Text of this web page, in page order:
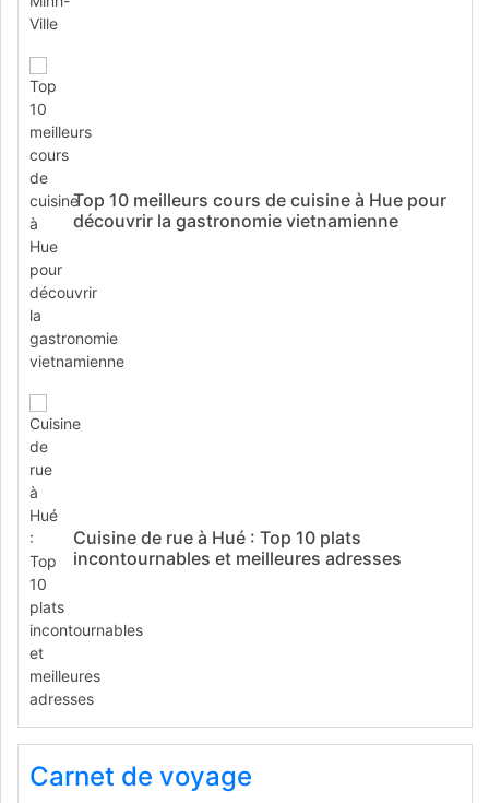
Top 10 meilleurs cours de cuisine à Hue pour
découvrir la gastronomie vietnamienne
Cuisine de rue à Hué : Top 10 plats
incontournables et meilleures adresses
Carnet de voyage